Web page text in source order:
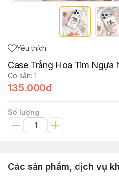
Yêu thích
Case Trắng Hoa Tim Ngựa
Có sẵn: 1
135.000đ
Số lượng
Các sản phẩm, dịch vụ